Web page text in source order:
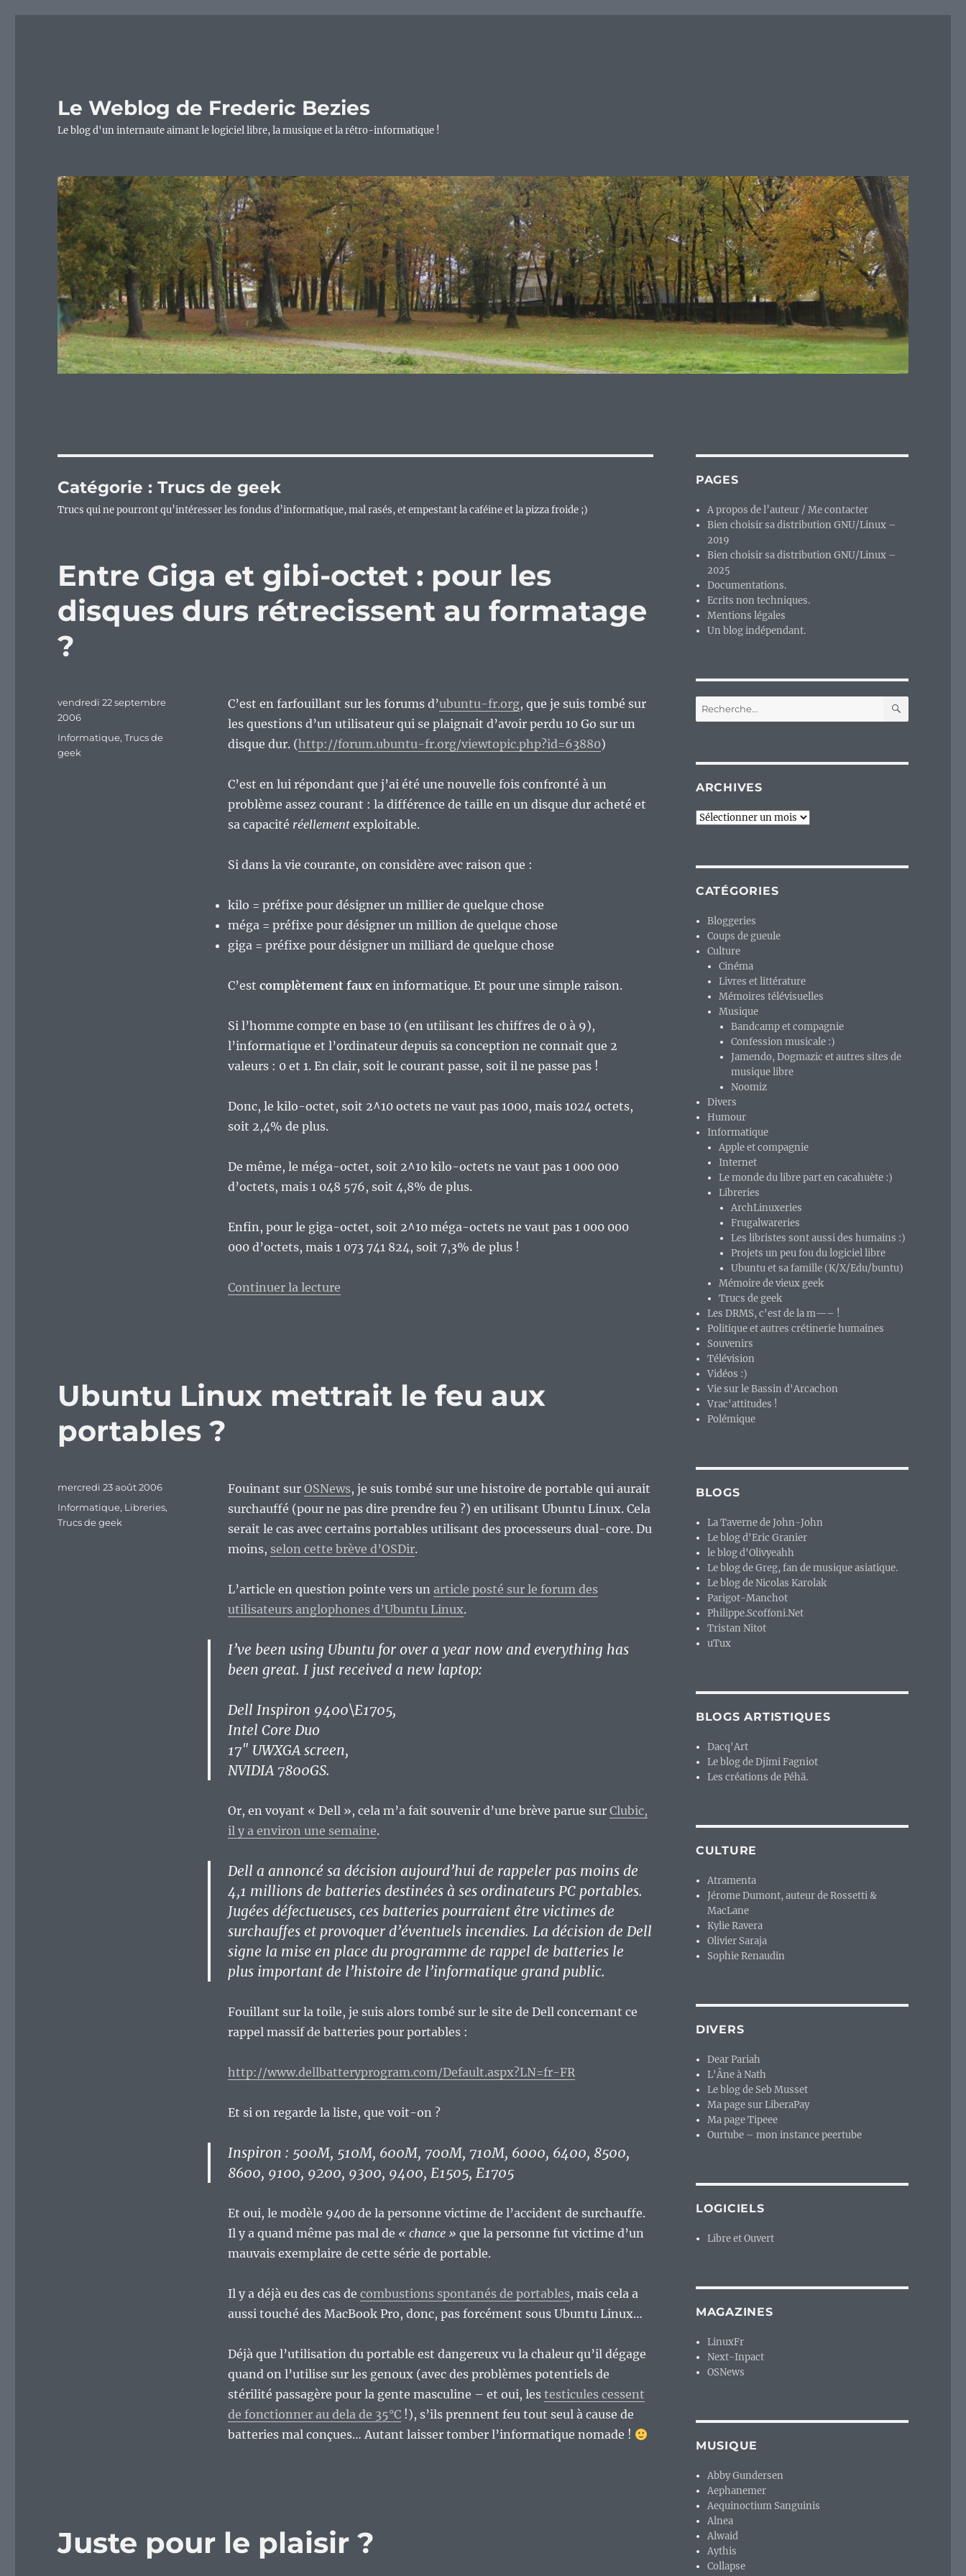
Le Weblog de Frederic Bezies
Le blog d'un internaute aimant le logiciel libre, la musique et la rétro-informatique !
Catégorie :Trucs de geek
Trucs qui ne pourront qu’intéresser les fondus d’informatique, mal rasés, et empestant la caféine et la pizza froide ;)
Entre Giga et gibi-octet : pour les
disques durs rétrecissent au formatage
?
C’est en farfouillant sur les forums d’ubuntu-fr.org, que je suis tombé sur
les questions d’un utilisateur qui se plaignait d’avoir perdu 10 Go sur un
disque dur. (http://forum.ubuntu-fr.org/viewtopic.php?id=63880)
C’est en lui répondant que j’ai été une nouvelle fois confronté à un
problème assez courant : la différence de taille en un disque dur acheté et
sa capacité réellementexploitable.
Si dans la vie courante, on considère avec raison que :
kilo = préfixe pour désigner un millier de quelque chose
méga = préfixe pour désigner un million de quelque chose
giga = préfixe pour désigner un milliard de quelque chose
C’est complètement fauxen informatique. Et pour une simple raison.
Si l’homme compte en base 10 (en utilisant les chiffres de 0 à 9),
l’informatique et l’ordinateur depuis sa conception ne connait que 2
valeurs : 0 et 1. En clair, soit le courant passe, soit il ne passe pas !
Donc, le kilo-octet, soit 2^10 octets ne vaut pas 1000, mais 1024 octets,
soit 2,4% de plus.
De même, le méga-octet, soit 2^10 kilo-octets ne vaut pas 1 000 000
d’octets, mais 1 048 576, soit 4,8% de plus.
Enfin, pour le giga-octet, soit 2^10 méga-octets ne vaut pas 1 000 000
000 d’octets, mais 1 073 741 824, soit 7,3% de plus !
Continuer la lecturede « Entre Giga et gibi-octet : pour les disques durs rétrecissent au formatage ? »
Publié
le
vendredi 22 septembre
2006
Catégories
Informatique,Trucs de
geek
Ubuntu Linux mettrait le feu aux
portables ?
Fouinant sur OSNews, je suis tombé sur une histoire de portable qui aurait
surchauffé (pour ne pas dire prendre feu ?) en utilisant Ubuntu Linux. Cela
serait le cas avec certains portables utilisant des processeurs dual-core. Du
moins, selon cette brève d’OSDir.
L’article en question pointe vers un article posté sur le forum des
utilisateurs anglophones d’Ubuntu Linux.
I’ve been using Ubuntu for over a year now and everything has
been great. I just received a new laptop:
Dell Inspiron 9400\E1705,
Intel Core Duo
17″ UWXGA screen,
NVIDIA 7800GS.
Or, en voyant « Dell », cela m’a fait souvenir d’une brève parue sur Clubic,
il y a environ une semaine.
Dell a annoncé sa décision aujourd’hui de rappeler pas moins de
4,1 millions de batteries destinées à ses ordinateurs PC portables.
Jugées défectueuses, ces batteries pourraient être victimes de
surchauffes et provoquer d’éventuels incendies. La décision de Dell
signe la mise en place du programme de rappel de batteries le
plus important de l’histoire de l’informatique grand public.
Fouillant sur la toile, je suis alors tombé sur le site de Dell concernant ce
rappel massif de batteries pour portables :
http://www.dellbatteryprogram.com/Default.aspx?LN=fr-FR
Et si on regarde la liste, que voit-on ?
Inspiron : 500M, 510M, 600M, 700M, 710M, 6000, 6400, 8500,
8600, 9100, 9200, 9300, 9400, E1505, E1705
Et oui, le modèle 9400 de la personne victime de l’accident de surchauffe.
Il y a quand même pas mal de « chance » que la personne fut victime d’un
mauvais exemplaire de cette série de portable.
Il y a déjà eu des cas de combustions spontanés de portables, mais cela a
aussi touché des MacBook Pro, donc, pas forcément sous Ubuntu Linux…
Déjà que l’utilisation du portable est dangereux vu la chaleur qu’il dégage
quand on l’utilise sur les genoux (avec des problèmes potentiels de
stérilité passagère pour la gente masculine – et oui, les testicules cessent
de fonctionner au dela de 35°C!), s’ils prennent feu tout seul à cause de
batteries mal conçues… Autant laisser tomber l’informatique nomade !
Publié
mercredi 23 août 2006
Catégories
Informatique, Libreries,
Trucs de geek
Juste pour le plaisir ?
PAGES
A propos de l’auteur / Me contacter
Bien choisir sa distribution GNU/Linux –
2019
Bien choisir sa distribution GNU/Linux –
2025
Documentations.
Ecrits non techniques.
Mentions légales
Un blog indépendant.
Recherche
pour :
ARCHIVES
Archives
CATÉGORIES
Bloggeries
Coups de gueule
Culture
Cinéma
Livres et littérature
Mémoires télévisuelles
Musique
Bandcamp et compagnie
Confession musicale :)
Jamendo, Dogmazic et autres sites de
musique libre
Noomiz
Divers
Humour
Informatique
Apple et compagnie
Internet
Le monde du libre part en cacahuète :)
Libreries
ArchLinuxeries
Frugalwareries
Les libristes sont aussi des humains :)
Projets un peu fou du logiciel libre
Ubuntu et sa famille (K/X/Edu/buntu)
Mémoire de vieux geek
Trucs de geek
Les DRMS, c'est de la m—– !
Politique et autres crétinerie humaines
Souvenirs
Télévision
Vidéos :)
Vie sur le Bassin d'Arcachon
Vrac'attitudes !
Polémique
BLOGS
La Taverne de John-John
Le blog d'Eric Granier
le blog d'Olivyeahh
Le blog de Greg, fan de musique asiatique.
Le blog de Nicolas Karolak
Parigot-Manchot
Philippe.Scoffoni.Net
Tristan Nitot
uTux
BLOGS ARTISTIQUES
Dacq'Art
Le blog de Djimi Fagniot
Les créations de Péhä.
CULTURE
Atramenta
Jérome Dumont, auteur de Rossetti &
MacLane
Kylie Ravera
Olivier Saraja
Sophie Renaudin
DIVERS
Dear Pariah
L'Âne à Nath
Le blog de Seb Musset
Ma page sur LiberaPay
Ma page Tipeee
Ourtube – mon instance peertube
LOGICIELS
Libre et Ouvert
MAGAZINES
LinuxFr
Next-Inpact
OSNews
MUSIQUE
Abby Gundersen
Aephanemer
Aequinoctium Sanguinis
Alnea
Alwaid
Aythis
Collapse